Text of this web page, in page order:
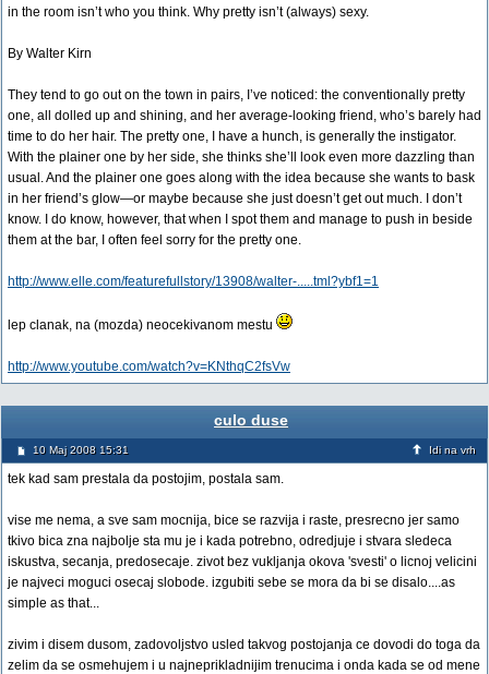
in the room isn’t who you think. Why pretty isn’t (always) sexy.
By Walter Kirn
They tend to go out on the town in pairs, I’ve noticed: the conventionally pretty
one, all dolled up and shining, and her average-looking friend, who’s barely had
time to do her hair. The pretty one, I have a hunch, is generally the instigator.
With the plainer one by her side, she thinks she’ll look even more dazzling than
usual. And the plainer one goes along with the idea because she wants to bask
in her friend’s glow—or maybe because she just doesn’t get out much. I don’t
know. I do know, however, that when I spot them and manage to push in beside
them at the bar, I often feel sorry for the pretty one.
http://www.elle.com/featurefullstory/13908/walter-.....tml?ybf1=1
lep clanak, na (mozda) neocekivanom mestu
http://www.youtube.com/watch?v=KNthqC2fsVw
culo duse
10 Maj 2008 15:31 Idi na vrh
tek kad sam prestala da postojim, postala sam.
vise me nema, a sve sam mocnija, bice se razvija i raste, presrecno jer samo
tkivo bica zna najbolje sta mu je i kada potrebno, odredjuje i stvara sledeca
iskustva, secanja, predosecaje. zivot bez vukljanja okova 'svesti' o licnoj velicini
je najveci moguci osecaj slobode. izgubiti sebe se mora da bi se disalo....as
simple as that...
zivim i disem dusom, zadovoljstvo usled takvog postojanja ce dovodi do toga da
zelim da se osmehujem i u najneprikladnijim trenucima i onda kada se od mene